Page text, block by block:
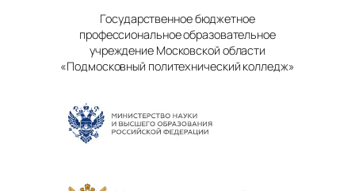
Государственное бюджетное
профессиональное образовательное
учреждение Московской области
«Подмосковный политехнический колледж»